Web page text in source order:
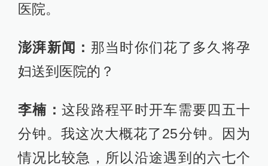
医院。
澎湃新闻： 那当时你们花了多久将孕
妇送到医院的？
李楠： 这段路程平时开车需要四五十
分钟。我这次大概花了25分钟。因为
情况比较急，所以沿途遇到的六七个